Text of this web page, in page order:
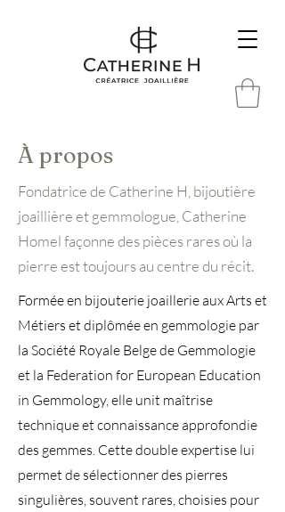
À propos
Fondatrice de Catherine H, bijoutière
joaillière et gemmologue, Catherine
Homel façonne des pièces rares où la
pierre est toujours au centre du récit.
Formée en bijouterie joaillerie aux Arts et
Métiers et diplômée en gemmologie par
la Société Royale Belge de Gemmologie
et la Federation for European Education
in Gemmology, elle unit maîtrise
technique et connaissance approfondie
des gemmes. Cette double expertise lui
permet de sélectionner des pierres
singulières, souvent rares, choisies pour